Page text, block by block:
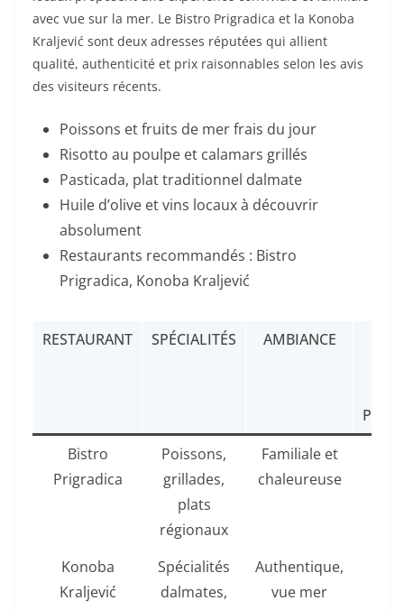
avec vue sur la mer. Le Bistro Prigradica et la Konoba
Kraljević sont deux adresses réputées qui allient
qualité, authenticité et prix raisonnables selon les avis
des visiteurs récents.
Poissons et fruits de mer frais du jour
Risotto au poulpe et calamars grillés
Pasticada, plat traditionnel dalmate
Huile d’olive et vins locaux à découvrir
absolument
Restaurants recommandés : Bistro
Prigradica, Konoba Kraljević
RESTAURANT SPÉCIALITÉS AMBIANCE
Bistro
Prigradica
Poissons,
grillades,
plats
régionaux
Familiale et
chaleureuse
Konoba
Kraljević
Spécialités
dalmates,
Authentique,
vue mer